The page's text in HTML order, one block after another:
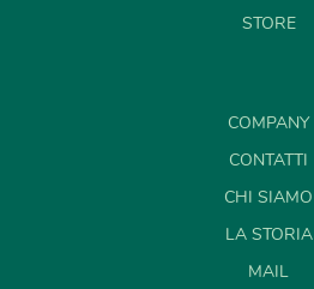
STORE
COMPANY
CONTATTI
CHI SIAMO
LA STORIA
MAIL